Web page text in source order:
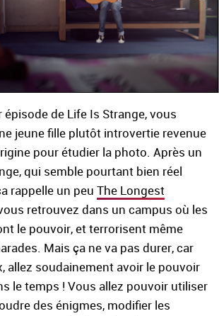
épisode de Life Is Strange, vous
jeune fille plutôt introvertie revenue
pour étudier la photo. Après un
qui semble pourtant bien réel
rappelle un peu The Longest
retrouvez dans un campus où les
le pouvoir, et terrorisent même
Mais ça ne va pas durer, car
allez soudainement avoir le pouvoir
le temps ! Vous allez pouvoir utiliser
des énigmes, modifier les